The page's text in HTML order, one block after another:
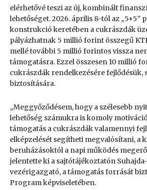
elérhetővé teszi az új, kombinált
lehetőséget. 2026. április 8-tól az „5+5”
konstrukció keretében a cukrászdák
pályázhatnak 5 millió forint összegű
mellé további 5 millió forintos vissza
támogatásra. Ezzel összesen 10 millió
cukrászdák rendelkezésére fejlődésük,
biztosítására.
„Meggyőződésem, hogy a szélesebb
lehetőség számukra is komoly
támogatás a cukrászdák valamennyi
elképzelését segítheti megvalósítani, a
beruházásoktól a napi működés
jelentette ki a sajtótájékoztatón
vezérigazgató, a támogatás forrását
Program képviseletében.